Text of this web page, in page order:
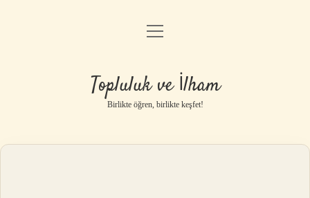
Anasayfa
Gizlilik Politikası
Yasal Uyarı
menüyü
Topluluk ve İlham
Birlikte öğren, birlikte keşfet!